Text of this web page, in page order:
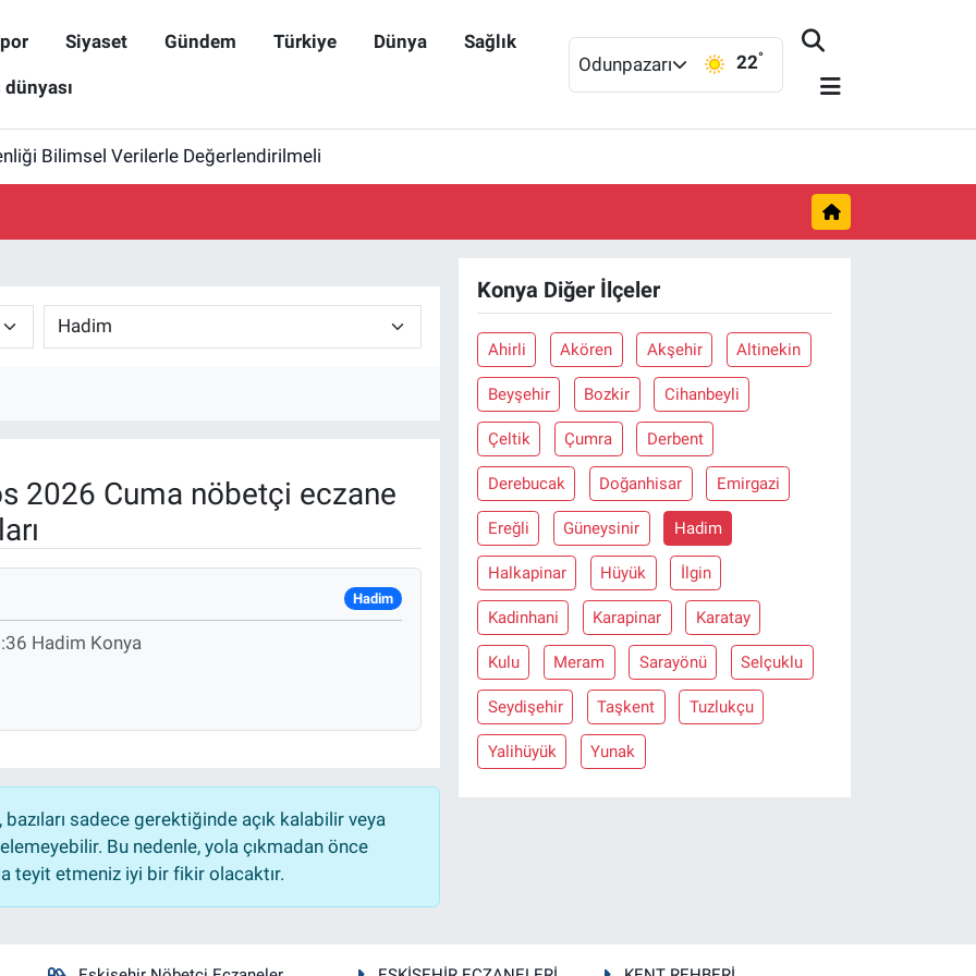
Siyaset Gündem Türkiye Dünya Sağlık
Odunpazarı 22°
Bilimsel Verilerle Değerlendirilmeli
2026 Cuma nöbetçi eczane
Hadim
Hadim Konya
sadece gerektiğinde açık kalabilir veya
Bu nedenle, yola çıkmadan önce
teyit etmeniz iyi bir fikir olacaktır.
Konya Diğer İlçeler
Ahirli Akören Akşehir Altinekin
Beyşehir Bozkir Cihanbeyli
Çeltik Çumra Derbent
Derebucak Doğanhisar Emirgazi
Ereğli Güneysinir Hadim
Halkapinar Hüyük İlgin
Kadinhani Karapinar Karatay
Kulu Meram Sarayönü Selçuklu
Seydişehir Taşkent Tuzlukçu
Yalihüyük Yunak